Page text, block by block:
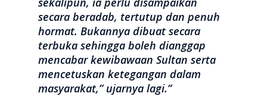
secara beradab, tertutup dan penuh
hormat. Bukannya dibuat secara
terbuka sehingga boleh dianggap
mencabar kewibawaan Sultan serta
mencetuskan ketegangan dalam
masyarakat,” ujarnya lagi.